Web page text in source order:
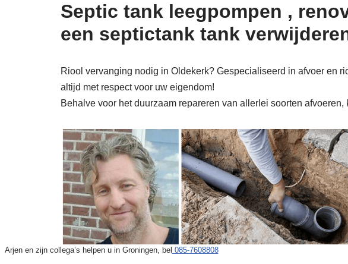
Septic tank leegpompen ,
een septictank tank
Riool vervanging nodig in Oldekerk? Gespecialiseerd in afvoer en
altijd met respect voor uw eigendom!
Behalve voor het duurzaam repareren van allerlei soorten
Arjen en zijn collega’s helpen u in Groningen, bel 085-7608808